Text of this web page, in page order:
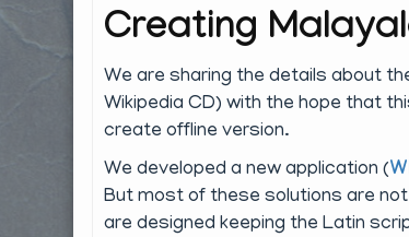
Creating
We are sharing the details about
Wikipedia CD) with the hope that
create offline version.
We developed a new application (
But most of these solutions are
are designed keeping the Latin